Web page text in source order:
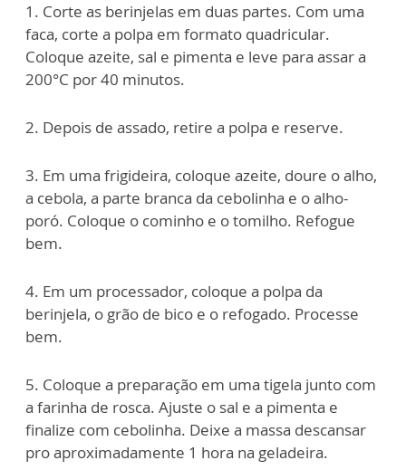
1. Corte as berinjelas em duas partes. Com uma
faca, corte a polpa em formato quadricular.
Coloque azeite, sal e pimenta e leve para assar a
200°C por 40 minutos.
2. Depois de assado, retire a polpa e reserve.
3. Em uma frigideira, coloque azeite, doure o alho,
a cebola, a parte branca da cebolinha e o alho-
poró. Coloque o cominho e o tomilho. Refogue
bem.
4. Em um processador, coloque a polpa da
berinjela, o grão de bico e o refogado. Processe
bem.
5. Coloque a preparação em uma tigela junto com
a farinha de rosca. Ajuste o sal e a pimenta e
finalize com cebolinha. Deixe a massa descansar
pro aproximadamente 1 hora na geladeira.